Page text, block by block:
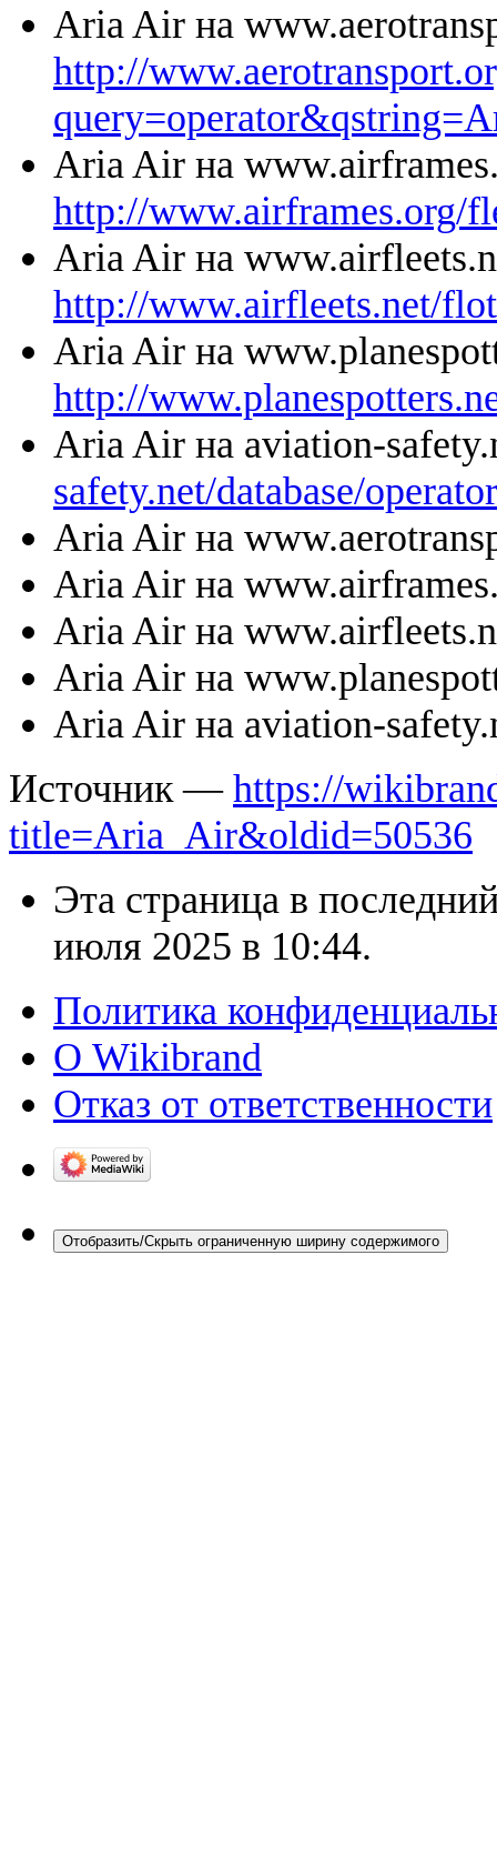
Aria Air на
http://
Aria Air на
http://www.airframes.org/
Aria Air на
http://www.airfleets.net/
Aria Air на
http://
Aria Air на aviation-
safety.net/database/
Aria Air на
Aria Air на
Aria Air на
Aria Air на
Aria Air на aviation-
Источник — https://
title=Aria_Air&oldid=50536
Эта страница в
июля 2025 в 10:44.
Политика
О Wikibrand
Отказ от ответственности
Отобразить/Скрыть ограниченную ширину содержимого